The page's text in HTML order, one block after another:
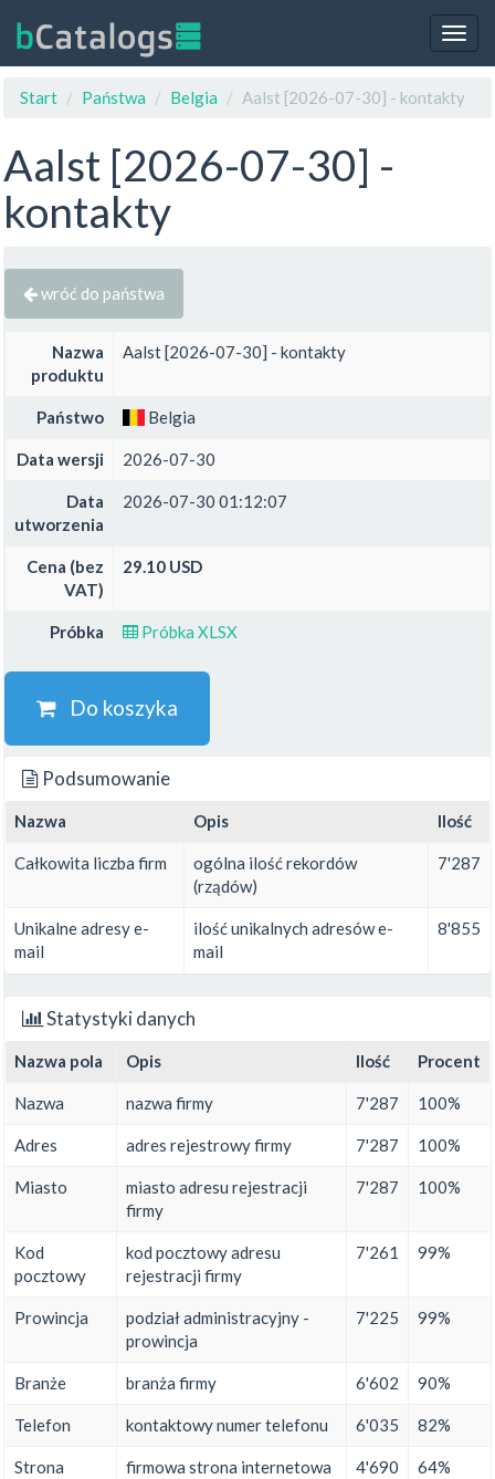
Start
Państwa Belgia Aalst [2026-07-30] - kontakty
Aalst [2026-07-30] -
kontakty
wróć do państwa
Nazwa
produktu
Aalst [2026-07-30] - kontakty
Państwo Belgia
Data wersji 2026-07-30
Data
utworzenia
2026-07-30 01:12:07
Cena (bez
VAT)
29.10 USD
Próbka Próbka XLSX
Do koszyka
Podsumowanie
Nazwa Opis Ilość
Całkowita liczba firm
ogólna ilość rekordów
(rządów)
7'287
Unikalne adresy e-
mail
ilość unikalnych adresów e-
mail
8'855
Statystyki danych
Nazwa pola Opis Ilość Procent
Nazwa nazwa firmy 7'287 100%
Adres adres rejestrowy firmy 7'287 100%
Miasto
miasto adresu rejestracji
firmy
7'287 100%
Kod
pocztowy
kod pocztowy adresu
rejestracji firmy
7'261 99%
Prowincja
podział administracyjny -
prowincja
7'225 99%
Branże branża firmy 6'602 90%
Telefon kontaktowy numer telefonu 6'035 82%
Strona
firmowa strona internetowa 4'690 64%